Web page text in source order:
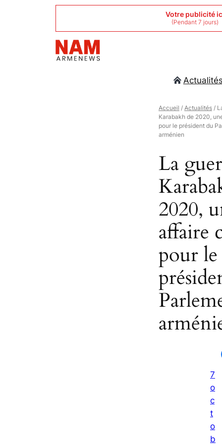
Votre publicité
(Pendant 7 jours)
Actualités
Accueil / Actualités /
Karabakh de 2020,
pour le président du
arménien
La
2020,
affaire
pour le
7
o
c
t
o
b